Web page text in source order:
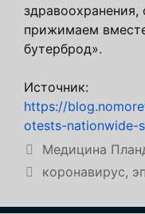
здравоохранения,
прижимаем
бутерброд».
Источник:
https://
otests-nationwide-
Рубрики
Медицина
Метки
коронавирус,